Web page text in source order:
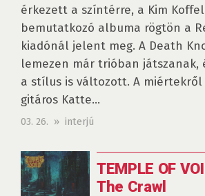
érkezett a színtérre, a Kim
bemutatkozó albuma rögtön a
kiadónál jelent meg. A Death
lemezen már trióban játszanak,
a stílus is változott. A miértekről
gitáros Katte...
03. 26. » interjú
TEMPLE OF
The Crawl